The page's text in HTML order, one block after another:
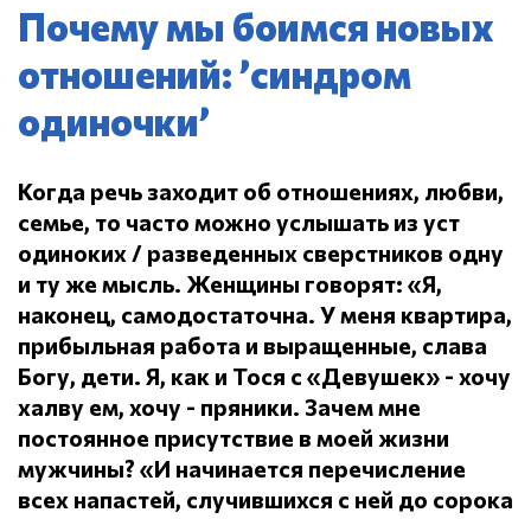
Почему мы боимся новых
отношений: ’синдром
одиночки’
Когда речь заходит об отношениях, любви,
семье, то часто можно услышать из уст
одиноких / разведенных сверстников одну
и ту же мысль. Женщины говорят: «Я,
наконец, самодостаточна. У меня квартира,
прибыльная работа и выращенные, слава
Богу, дети. Я, как и Тося с «Девушек» - хочу
халву ем, хочу - пряники. Зачем мне
постоянное присутствие в моей жизни
мужчины? «И начинается перечисление
всех напастей, случившихся с ней до сорока